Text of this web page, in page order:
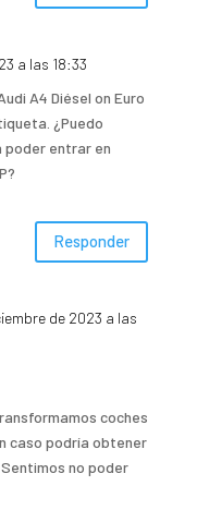
a las 18:33
A4 Diésel on Euro
¿Puedo
poder entrar en
Responder
de 2023 a las
coches
caso podría obtener
no poder